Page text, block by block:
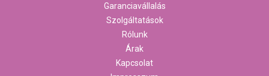
Garanciavállalás
Szolgáltatások
Rólunk
Árak
Kapcsolat